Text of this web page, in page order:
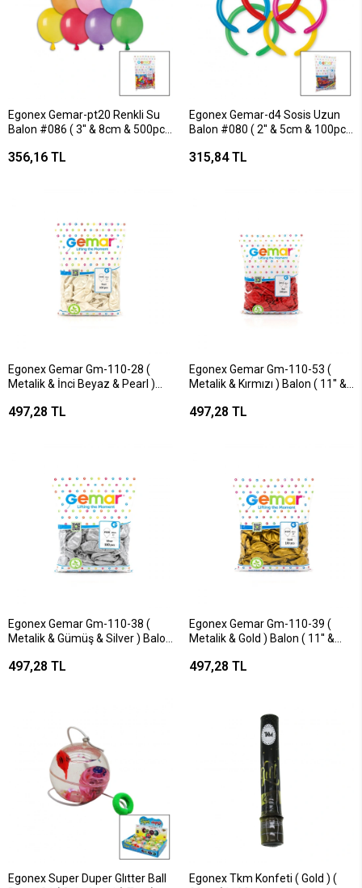
Egonex Gemar-pt20 Renkli Su
Balon #086 ( 3'' & 8cm & 500pcs
356,16 TL
Egonex Gemar-d4 Sosis Uzun
Balon #080 ( 2'' & 5cm & 100pcs
315,84 TL
Egonex Gemar Gm-110-28 (
Metalik & İnci Beyaz & Pearl )
)*1x50
497,28 TL
Egonex Gemar Gm-110-53 (
Metalik & Kırmızı ) Balon ( 11'' &
497,28 TL
Egonex Gemar Gm-110-38 (
Metalik & Gümüş & Silver ) Balon
497,28 TL
Egonex Gemar Gm-110-39 (
Metalik & Gold ) Balon ( 11'' &
497,28 TL
Egonex Super Duper Glıtter Ball
Egonex Tkm Konfeti ( Gold ) (